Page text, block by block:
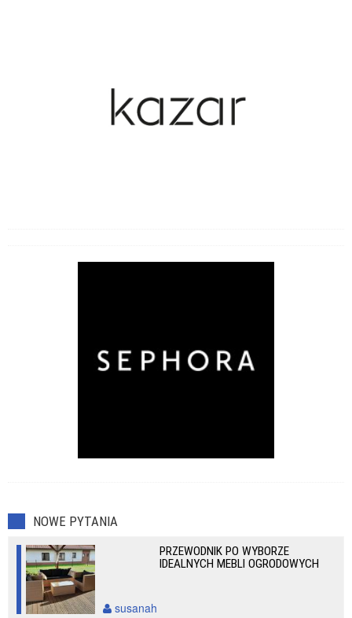
NOWE PYTANIA
PRZEWODNIK PO WYBORZE
IDEALNYCH MEBLI OGRODOWYCH
susanah